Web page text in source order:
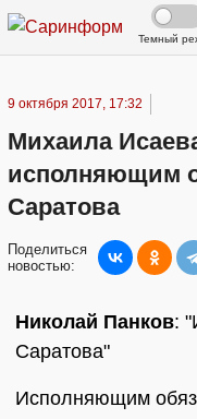
Темный
9 октября 2017, 17:32
Михаила
исполняющим
Саратова
Поделиться
новостью:
Николай Панков:
Саратова"
Исполняющим